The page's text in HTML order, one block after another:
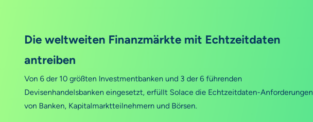
Die weltweiten Finanzmärkte mit Echtzeitdaten
antreiben
Von 6 der 10 größten Investmentbanken und 3 der 6 führenden
Devisenhandelsbanken eingesetzt, erfüllt Solace die Echtzeitdaten-Anforderungen
von Banken, Kapitalmarktteilnehmern und Börsen.